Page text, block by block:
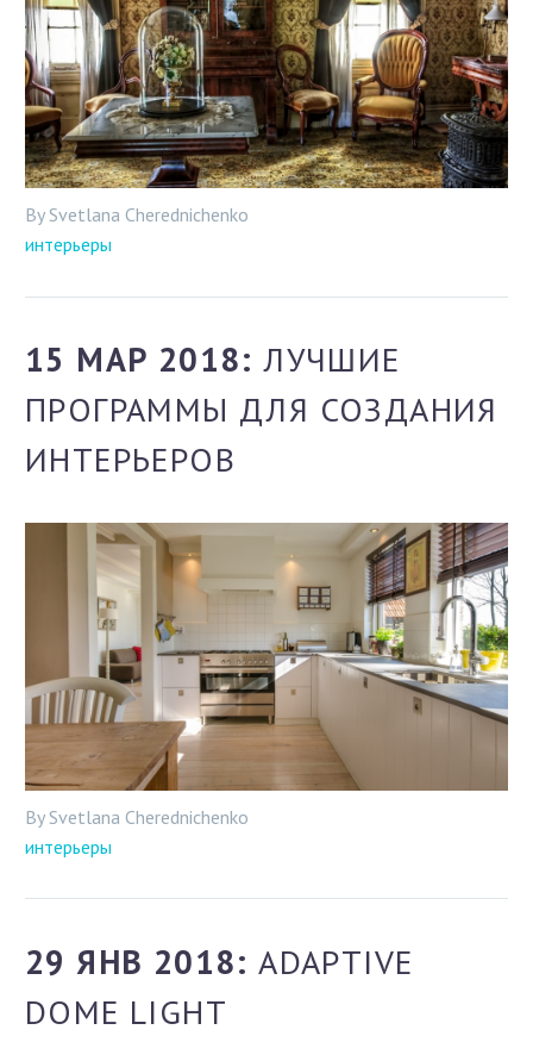
By Svetlana Cherednichenko
интерьеры
15 МАР 2018:ЛУЧШИЕ
ПРОГРАММЫ ДЛЯ СОЗДАНИЯ
ИНТЕРЬЕРОВ
By Svetlana Cherednichenko
интерьеры
29 ЯНВ 2018:ADAPTIVE
DOME LIGHT